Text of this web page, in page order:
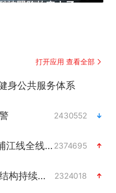
打开应用 查看全部
身公共服务体系
2430552
上海：5号线16号线浦江线全线停运 2374695
上半年我国经营主体结构持续优化 2324018